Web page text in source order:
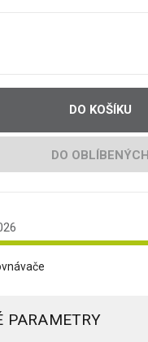
DO KOŠÍKU
DO OBLÍBENÝCH
PARAMETRY